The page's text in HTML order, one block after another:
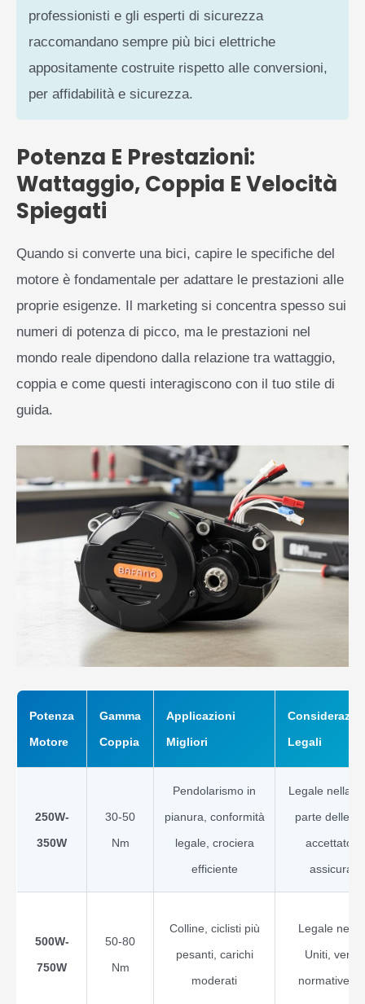
professionisti e gli esperti di sicurezza
raccomandano sempre più bici elettriche
appositamente costruite rispetto alle conversioni,
per affidabilità e sicurezza.
Potenza E Prestazioni:
Wattaggio, Coppia E Velocità
Spiegati
Quando si converte una bici, capire le specifiche del
motore è fondamentale per adattare le prestazioni alle
proprie esigenze. Il marketing si concentra spesso sui
numeri di potenza di picco, ma le prestazioni nel
mondo reale dipendono dalla relazione tra wattaggio,
coppia e come questi interagiscono con il tuo stile di
guida.
Potenza
Motore
Gamma
Coppia
Applicazioni
Migliori
Legali
250W-
350W
30-50
Nm
Pendolarismo in
pianura, conformità
legale, crociera
efficiente
Legale nella
parte delle
accettato
500W-
750W
50-80
Nm
Colline, ciclisti più
pesanti, carichi
moderati
Legale negli
Uniti,
normative